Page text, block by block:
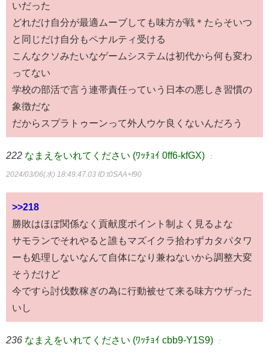
いだった
どれだけ自分が最適ムーブしても味方が戦＊たらそいつ
と同じだけ自分もペナルティ受ける
こんなクソみたいなゲームシステムは初代から何も変わ
ってない
学校の部活で言う連帯責任っていう日本の悪しき習慣の
象徴だな
だからスプラトゥーンって外人ウケ良くないんだろう
222 なまえをいれてください (ﾜｯﾁｮｲ 0ff6-kfGX) ：
2024/03/06(水) 18:49:47.03 ID:t0SAA+f90
>>218
勝敗はほぼ関係なく貢献度ポイント制よく見るよな
サモランでそれやると誰もマズイクラ拾わずカタパタワ
ーも処理しないなんて自体になり兼ねないから調整大変
そうだけど
今ですら討伐数稼ぎの為に行動被せて来る味方ウザった
いし
236 なまえをいれてください (ﾜｯﾁｮｲ cbb9-Y1S9) ：